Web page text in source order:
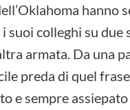
hanno
suoi colleghi su due
armata. Da una
preda di quel
e sempre